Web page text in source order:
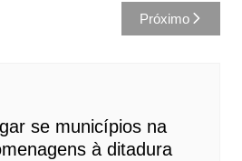
Próximo
se municípios na
à ditadura